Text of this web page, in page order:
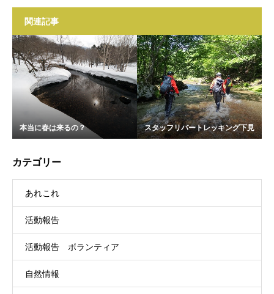
関連記事
本当に春は来るの？ スタッフリバートレッキング下見
カテゴリー
あれこれ
活動報告
活動報告 ボランティア
自然情報